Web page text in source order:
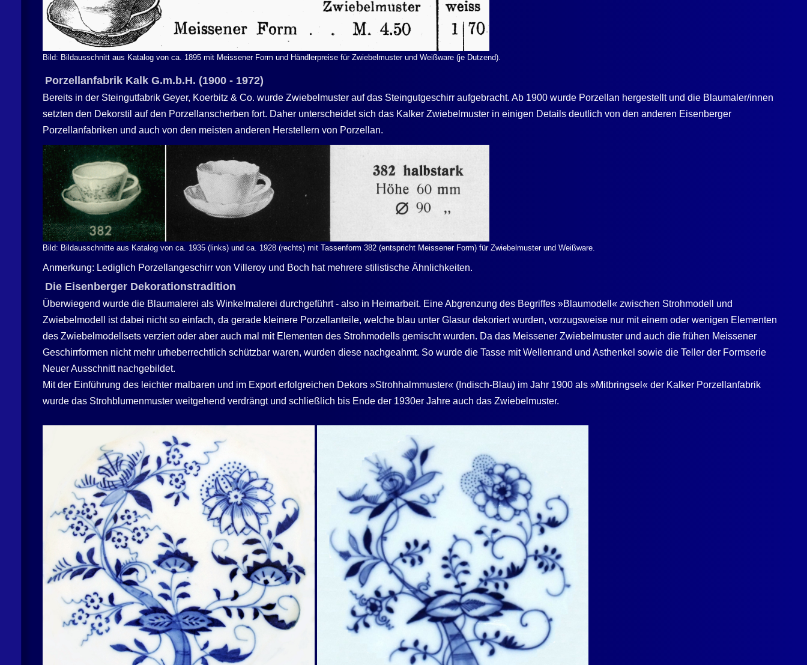
Bild: Bildausschnitt aus Katalog von ca. 1895 mit Meissener Form und Händlerpreise für Zwiebelmuster und Weißware (je Dutzend).
Porzellanfabrik KalkG.m.b.H. (1900 - 1972)
Bereits in der Steingutfabrik Geyer, Koerbitz & Co. wurde Zwiebelmuster auf das Steingutgeschirr aufgebracht. Ab 1900 wurde Porzellan hergestellt und die Blaumaler/innen
setzten den Dekorstil auf den Porzellanscherben fort. Daher unterscheidet sich das Kalker Zwiebelmuster in einigen Details deutlich von den anderen Eisenberger
Porzellanfabriken und auch von den meisten anderen Herstellern von Porzellan.
Bild: Bildausschnitte aus Katalog von ca. 1935 (links) und ca. 1928 (rechts) mit Tassenform 382 (entspricht Meissener Form) für Zwiebelmuster und Weißware.
Anmerkung: Lediglich Porzellangeschirr von Villeroy und Boch hat mehrere stilistische Ähnlichkeiten.
Die Eisenberger Dekorationstradition
Überwiegend wurde die Blaumalerei als Winkelmalerei durchgeführt - also in Heimarbeit. Eine Abgrenzung des Begriffes »Blaumodell« zwischen Strohmodell und
Zwiebelmodell ist dabei nicht so einfach, da gerade kleinere Porzellanteile, welche blau unter Glasur dekoriert wurden, vorzugsweise nur mit einem oder wenigen Elementen
des Zwiebelmodellsets verziert oder aber auch mal mit Elementen des Strohmodells gemischt wurden. Da das Meissener Zwiebelmuster und auch die frühen Meissener
Geschirrformen nicht mehr urheberrechtlich schützbar waren, wurden diese nachgeahmt. So wurde die Tasse mit Wellenrand und Asthenkel sowie die Teller der Formserie
Neuer Ausschnitt nachgebildet.
Mit der Einführung des leichter malbaren und im Export erfolgreichen Dekors »Strohhalmmuster« (Indisch-Blau) im Jahr 1900 als »Mitbringsel« der Kalker Porzellanfabrik
wurde das Strohblumenmuster weitgehend verdrängt und schließlich bis Ende der 1930er Jahre auch das Zwiebelmuster.